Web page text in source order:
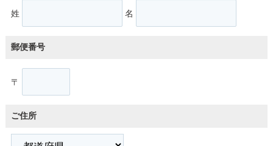
姓 名
郵便番号
〒
ご住所